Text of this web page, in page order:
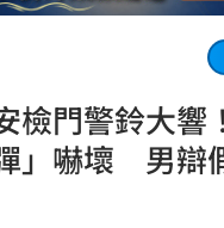
檢門警鈴大響
」嚇壞 男辯